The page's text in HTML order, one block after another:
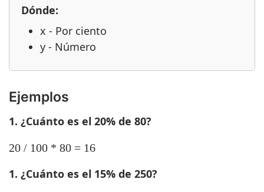
Dónde:
x - Por ciento
y - Número
Ejemplos
1. ¿Cuánto es el 20% de 80?
20 / 100 * 80 = 16
1. ¿Cuánto es el 15% de 250?